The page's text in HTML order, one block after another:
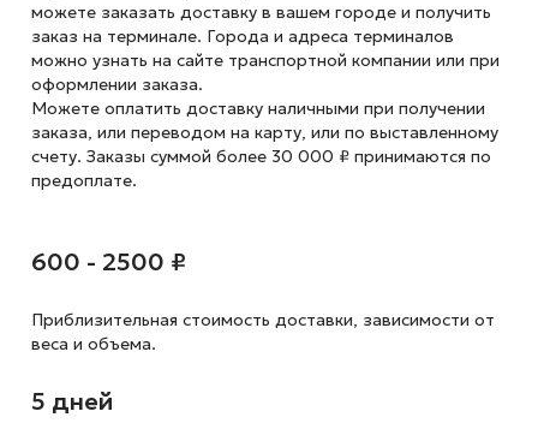
можете заказать доставку в вашем городе и получить
заказ на терминале. Города и адреса терминалов
можно узнать на сайте транспортной компании или при
оформлении заказа.
Можете оплатить доставку наличными при получении
заказа, или переводом на карту, или по выставленному
счету. Заказы суммой более 30 000 ₽ принимаются по
предоплате.
600 - 2500 ₽
Приблизительная стоимость доставки, зависимости от
веса и объема.
5 дней